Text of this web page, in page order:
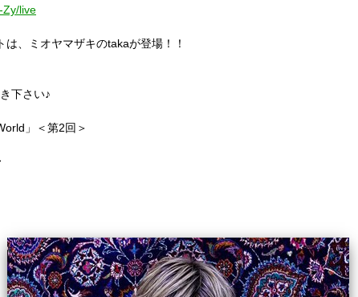
Zy/live
、ミオヤマザキのtakaが登場！！
下さい♪
」＜第2回＞